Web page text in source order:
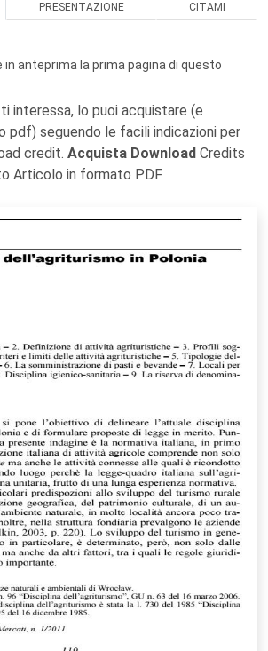
PRESENTAZIONE CITAMI
in anteprima la prima pagina di questo
interessa, lo puoi acquistare (e
pdf) seguendo le facili indicazioni per
credit. Acquista Download Credits
Articolo in formato PDF